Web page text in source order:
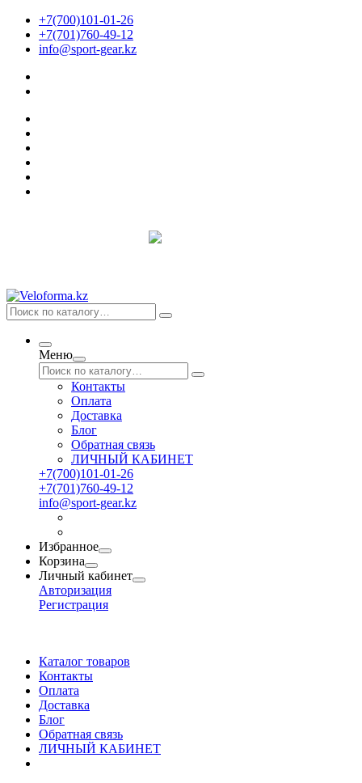
+7(700)101-01-26
+7(701)760-49-12
info@sport-gear.kz
Меню
Контакты
Оплата
Доставка
Блог
Обратная связь
ЛИЧНЫЙ КАБИНЕТ
+7(700)101-01-26
+7(701)760-49-12
info@sport-gear.kz
Избранное
Корзина
Личный кабинет
Авторизация
Регистрация
Каталог товаров
Контакты
Оплата
Доставка
Блог
Обратная связь
ЛИЧНЫЙ КАБИНЕТ